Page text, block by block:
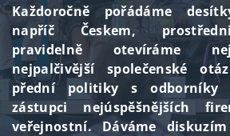
Každoročně pořádáme
napříč Českem,
pravidelně otevíráme
nejpalčivější společenské
přední politiky s odborníky
zástupci nejúspěšnějších
veřejnostní. Dáváme